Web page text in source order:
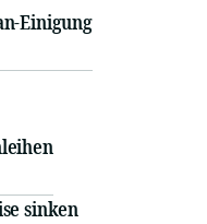
Einigung
sinken